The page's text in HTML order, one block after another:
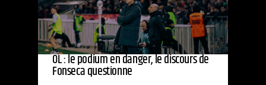
OL : le podium en danger, le discours de
Fonseca questionne